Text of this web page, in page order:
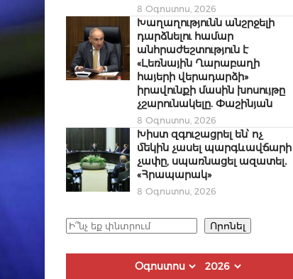
8 Օգոստոս, 2026
Խաղաղությունն անշրջելի
դարձնելու համար
անհրաժեշտություն է
«Լեռնային Ղարաբաղի
հայերի վերադարձի»
իրավունքի մասին խոսույթը
չշարունակելը. Փաշինյան
8 Օգոստոս, 2026
Խիստ զգուշացրել են՝ ոչ
մեկին չասել պարգևավճարի
չափը, սպառնացել ազատել․
«Հրապարակ»
8 Օգոստոս, 2026
Որոնել Որոնել